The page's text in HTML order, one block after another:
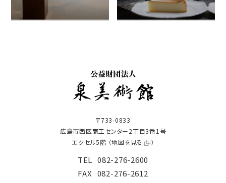
〒733-0833
広島市西区商工センター2丁目3番1号
エクセル5階 （地図を見る ）
TEL 082-276-2600
FAX 082-276-2612